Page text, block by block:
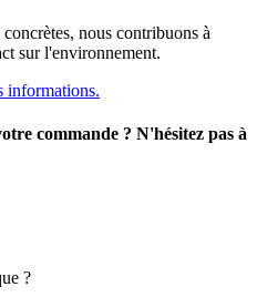
nous contribuons à
sur l'environnement.
informations.
commande ? N'hésitez pas à
?